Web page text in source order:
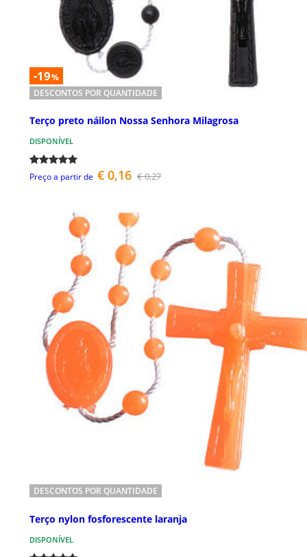
-19%
DESCONTOS POR QUANTIDADE
Terço preto náilon Nossa Senhora Milagrosa
DISPONÍVEL
Preço a partir de € 0,16 € 0,27
DESCONTOS POR QUANTIDADE
Terço nylon fosforescente laranja
DISPONÍVEL